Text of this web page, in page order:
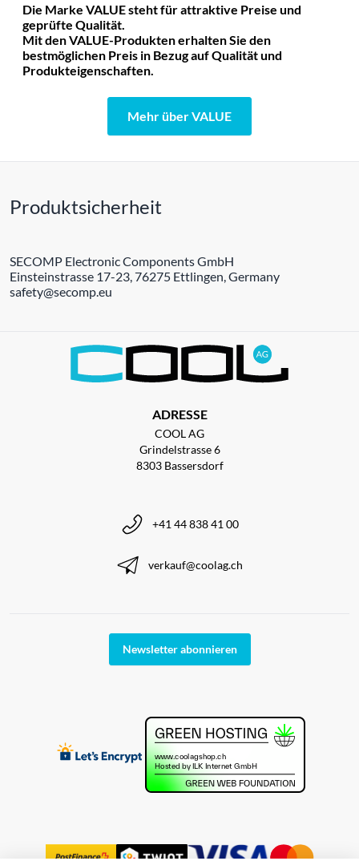
Die Marke VALUE steht für attraktive Preise und
geprüfte Qualität.
Mit den VALUE-Produkten erhalten Sie den
bestmöglichen Preis in Bezug auf Qualität und
Produkteigenschaften.
Mehr über VALUE
Produktsicherheit
SECOMP Electronic Components GmbH
Einsteinstrasse 17-23, 76275 Ettlingen, Germany
safety@secomp.eu
ADRESSE
COOL AG
Grindelstrasse 6
8303 Bassersdorf
+41 44 838 41 00
verkauf@coolag.ch
Newsletter abonnieren